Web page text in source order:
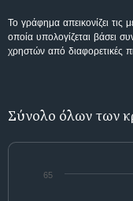
Το γράφημα απεικονίζει τις
οποία υπολογίζεται βάσει
χρηστών από διαφορετικές
Σύνολο όλων των
65